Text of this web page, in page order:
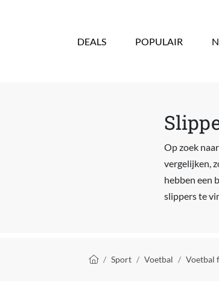
DEALS POPULAIR
Op zoek
vergelijken,
hebben een
slippers te
Kruimelpad
Sport Voetbal Voetbal